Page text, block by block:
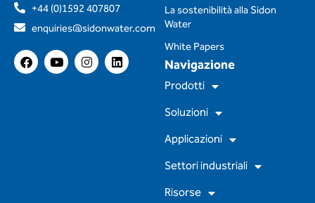
+44 (0)1592 407807
enquiries@sidonwater.com
F
a
Y
o
I
n
L
i
Navigazione
Prodotti
Soluzioni
Applicazioni
Settori industriali
Risorse
La sostenibilità alla Sidon
Water
White Papers